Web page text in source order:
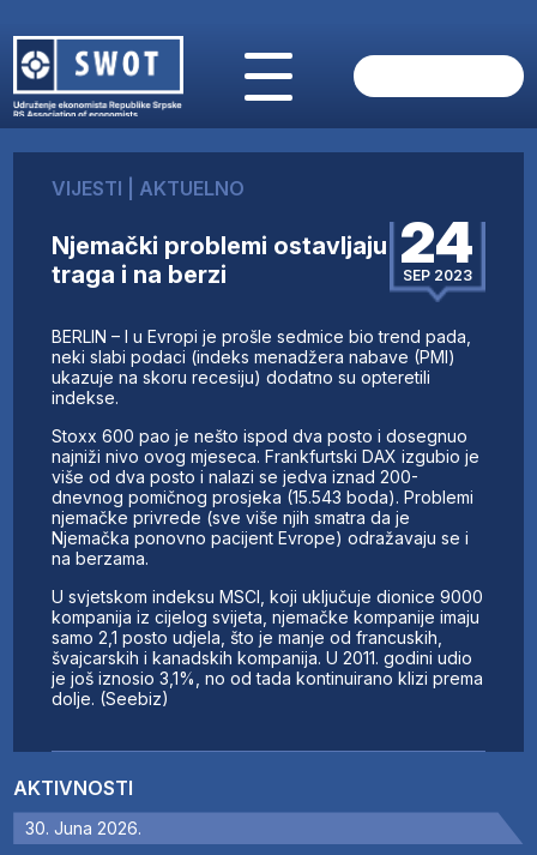
O NAMA
AKTUELNO
ANALIZE
FINANSIJE
IZ STRANIH MEDIJA
AKTIVNOSTI
SWOT INTERVJU
UČLANI SE
KONTAKT
AKTIVNOSTI
30. Juna 2026.
VIJESTI AKTUELNO
Njemački problemi ostavljaju
traga i na berzi
24
SEP 2023
BERLIN – I u Evropi je prošle sedmice bio trend pada,
neki slabi podaci (indeks menadžera nabave (PMI)
ukazuje na skoru recesiju) dodatno su opteretili
indekse.
Stoxx 600 pao je nešto ispod dva posto i dosegnuo
najniži nivo ovog mjeseca. Frankfurtski DAX izgubio je
više od dva posto i nalazi se jedva iznad 200-
dnevnog pomičnog prosjeka (15.543 boda). Problemi
njemačke privrede (sve više njih smatra da je
Njemačka ponovno pacijent Evrope) odražavaju se i
na berzama.
U svjetskom indeksu MSCI, koji uključuje dionice 9000
kompanija iz cijelog svijeta, njemačke kompanije imaju
samo 2,1 posto udjela, što je manje od francuskih,
švajcarskih i kanadskih kompanija. U 2011. godini udio
je još iznosio 3,1%, no od tada kontinuirano klizi prema
dolje. (Seebiz)